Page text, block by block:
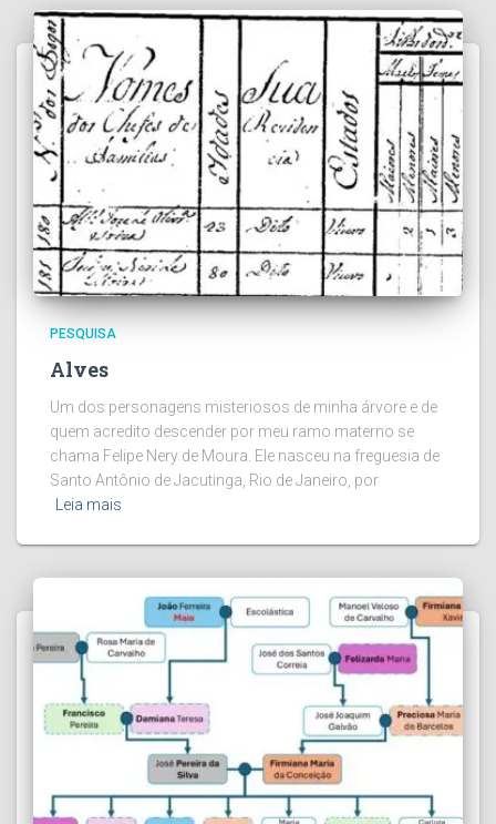
PESQUISA
Alves
Um dos personagens misteriosos de minha árvore e de
quem acredito descender por meu ramo materno se
chama Felipe Nery de Moura. Ele nasceu na freguesia de
Santo Antônio de Jacutinga, Rio de Janeiro, por
Leia mais